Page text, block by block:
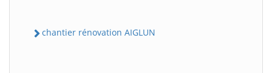
chantier rénovation AIGLUN